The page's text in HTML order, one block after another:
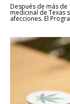
Después de más de
medicinal de Texas
afecciones. El